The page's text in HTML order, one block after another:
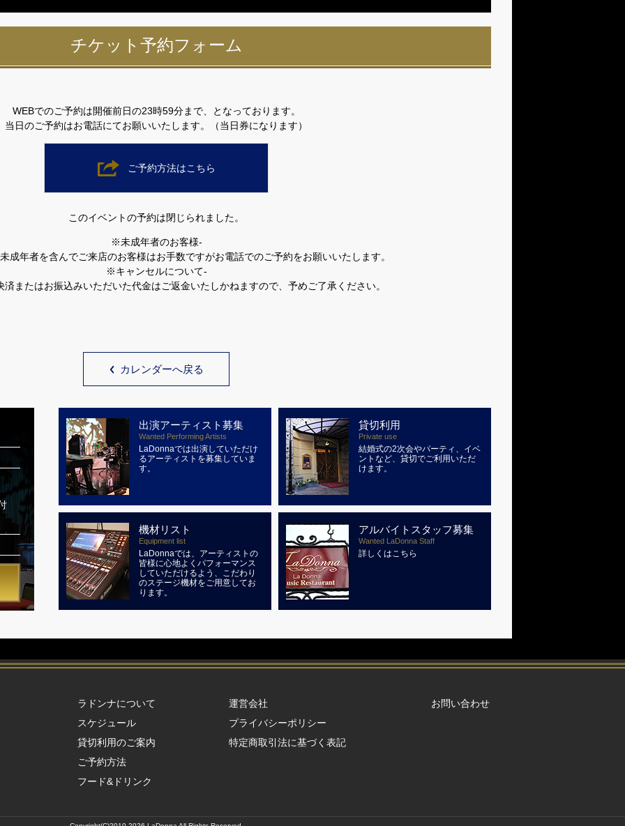
チケット予約フォーム
WEBでのご予約は開催前日の23時59分まで、となっております。
当日のご予約はお電話にてお願いいたします。（当日券になります）
ご予約方法はこちら
このイベントの予約は閉じられました。
※未成年者のお客様-
成年者を含んでご来店のお客様はお手数ですがお電話でのご予約をお願いいたします。
※キャンセルについて-
済またはお振込みいただいた代金はご返金いたしかねますので、予めご了承ください。
カレンダーへ戻る
出演アーティスト募集
Wanted Performing Artists
LaDonnaでは出演していただけ
るアーティストを募集していま
す。
貸切利用
Private use
結婚式の2次会やパーティ、イベ
ントなど、貸切でご利用いただ
けます。
機材リスト
Equipment list
LaDonnaでは、アーティストの
皆様に心地よくパフォーマンス
していただけるよう、こだわり
のステージ機材をご用意してお
ります。
アルバイトスタッフ募集
Wanted LaDonna Staff
詳しくはこちら
ラドンナについて
スケジュール
貸切利用のご案内
ご予約方法
フード&ドリンク
運営会社
プライバシーポリシー
特定商取引法に基づく表記
お問い合わせ